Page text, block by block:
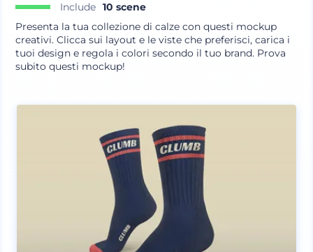
Include 10 scene
Presenta la tua collezione di calze con questi mockup
creativi. Clicca sui layout e le viste che preferisci, carica i
tuoi design e regola i colori secondo il tuo brand. Prova
subito questi mockup!